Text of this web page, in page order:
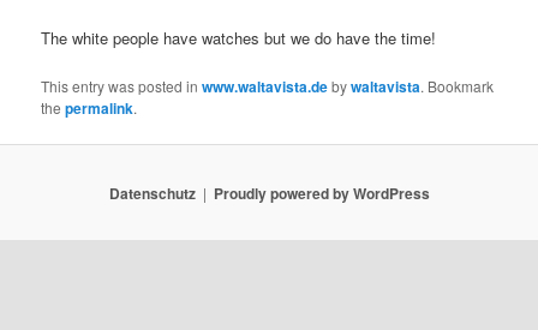
The white people have watches but we do have the time!
This entry was posted inwww.waltavista.debywaltavista. Bookmark
thepermalink.
Datenschutz Proudly powered by WordPress